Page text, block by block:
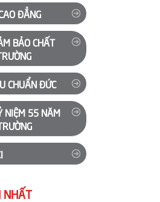
ĐẲNG
BẢO CHẤT
CHUẨN ĐỨC
NIỆM 55 NĂM
NHẤT